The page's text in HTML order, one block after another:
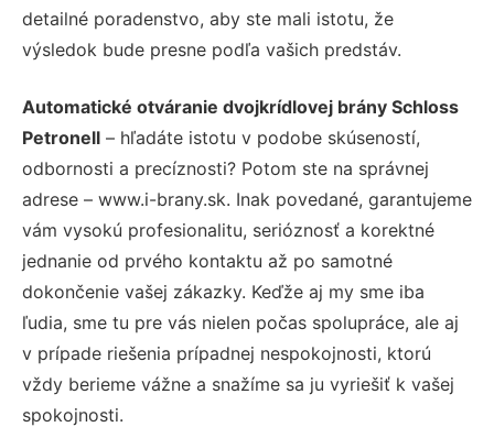
detailné poradenstvo, aby ste mali istotu, že
výsledok bude presne podľa vašich predstáv.
Automatické otváranie dvojkrídlovej brány Schloss
Petronell – hľadáte istotu v podobe skúseností,
odbornosti a precíznosti? Potom ste na správnej
adrese – www.i-brany.sk. Inak povedané, garantujeme
vám vysokú profesionalitu, serióznosť a korektné
jednanie od prvého kontaktu až po samotné
dokončenie vašej zákazky. Keďže aj my sme iba
ľudia, sme tu pre vás nielen počas spolupráce, ale aj
v prípade riešenia prípadnej nespokojnosti, ktorú
vždy berieme vážne a snažíme sa ju vyriešiť k vašej
spokojnosti.